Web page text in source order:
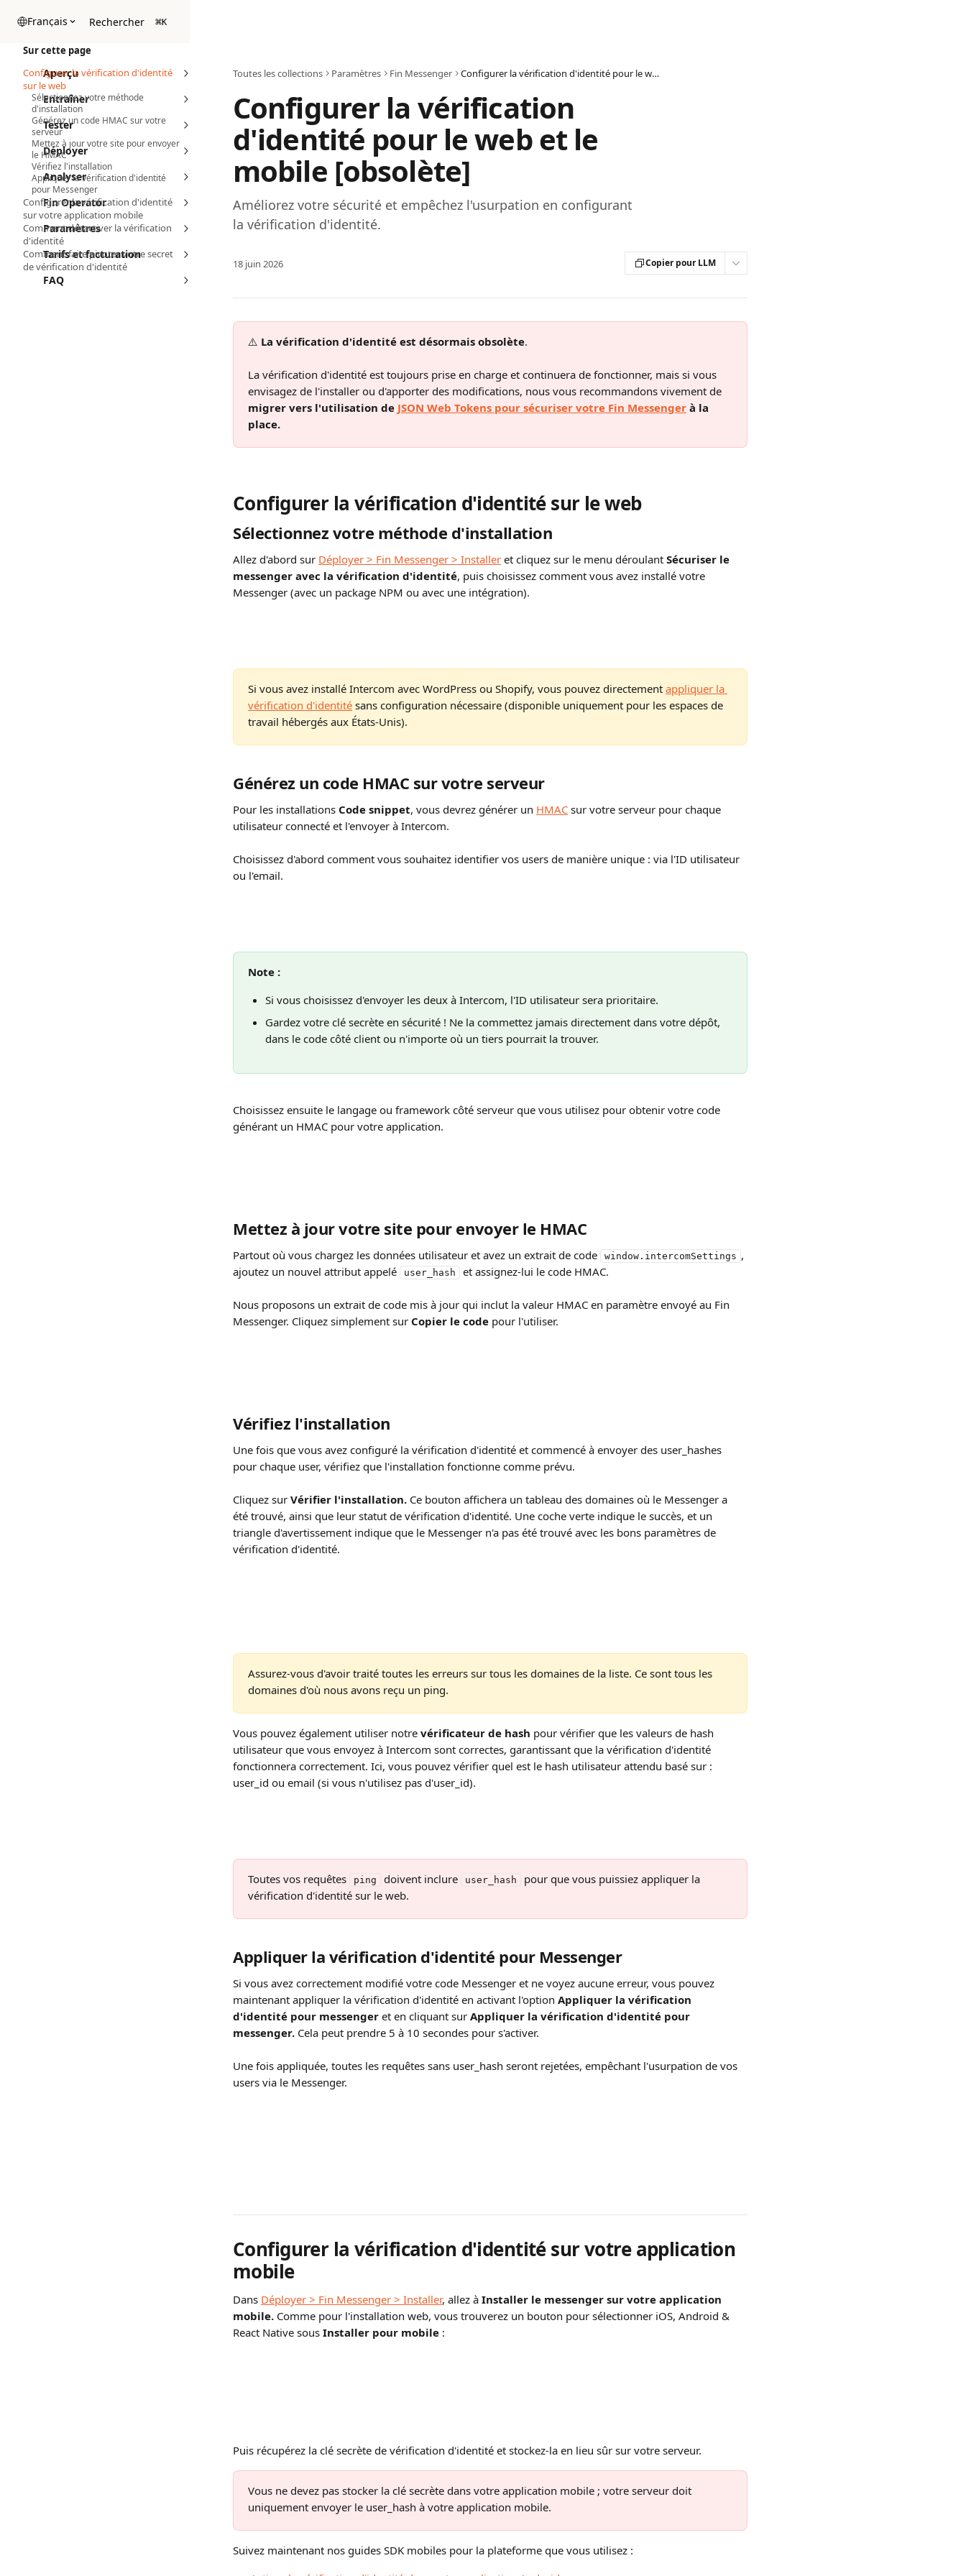
Français Rechercher ⌘K
Aperçu
Entraîner
Tester
Déployer
Analyser
Fin Operator
Paramètres
Tarifs et facturation
FAQ
Toutes les collections Paramètres Fin Messenger Configurer la vérification d'identité pour le web et le mobile [obsolète]
Configurer la vérification
d'identité pour le web et le
mobile [obsolète]
Améliorez votre sécurité et empêchez l'usurpation en configurant
la vérification d'identité.
18 juin 2026 Copier pour LLM
⚠️ La vérification d'identité est désormais obsolète.
La vérification d'identité est toujours prise en charge et continuera de fonctionner, mais si vous
envisagez de l'installer ou d'apporter des modifications, nous vous recommandons vivement de
migrer vers l'utilisation de JSON Web Tokens pour sécuriser votre Fin Messenger à la
place.
Configurer la vérification d'identité sur le web
Sélectionnez votre méthode d'installation
Allez d'abord sur Déployer > Fin Messenger > Installer et cliquez sur le menu déroulant Sécuriser le
messenger avec la vérification d'identité, puis choisissez comment vous avez installé votre
Messenger (avec un package NPM ou avec une intégration).
Si vous avez installé Intercom avec WordPress ou Shopify, vous pouvez directement appliquer la
vérification d'identité sans configuration nécessaire (disponible uniquement pour les espaces de
travail hébergés aux États-Unis).
Générez un code HMAC sur votre serveur
Pour les installations Code snippet, vous devrez générer un HMAC sur votre serveur pour chaque
utilisateur connecté et l'envoyer à Intercom.
Choisissez d'abord comment vous souhaitez identifier vos users de manière unique : via l'ID utilisateur
ou l'email.
Note :
Si vous choisissez d'envoyer les deux à Intercom, l'ID utilisateur sera prioritaire.
Gardez votre clé secrète en sécurité ! Ne la commettez jamais directement dans votre dépôt,
dans le code côté client ou n'importe où un tiers pourrait la trouver.
Choisissez ensuite le langage ou framework côté serveur que vous utilisez pour obtenir votre code
générant un HMAC pour votre application.
Mettez à jour votre site pour envoyer le HMAC
Partout où vous chargez les données utilisateur et avez un extrait de code window.intercomSettings ,
ajoutez un nouvel attribut appelé
user_hash et assignez-lui le code HMAC.
Nous proposons un extrait de code mis à jour qui inclut la valeur HMAC en paramètre envoyé au Fin
Messenger. Cliquez simplement sur Copier le code pour l'utiliser.
Vérifiez l'installation
Une fois que vous avez configuré la vérification d'identité et commencé à envoyer des user_hashes
pour chaque user, vérifiez que l'installation fonctionne comme prévu.
Cliquez sur Vérifier l'installation. Ce bouton affichera un tableau des domaines où le Messenger a
été trouvé, ainsi que leur statut de vérification d'identité. Une coche verte indique le succès, et un
triangle d'avertissement indique que le Messenger n'a pas été trouvé avec les bons paramètres de
vérification d'identité.
Assurez-vous d'avoir traité toutes les erreurs sur tous les domaines de la liste. Ce sont tous les
domaines d'où nous avons reçu un ping.
Vous pouvez également utiliser notre vérificateur de hash pour vérifier que les valeurs de hash
utilisateur que vous envoyez à Intercom sont correctes, garantissant que la vérification d'identité
fonctionnera correctement. Ici, vous pouvez vérifier quel est le hash utilisateur attendu basé sur :
user_id ou email (si vous n'utilisez pas d'user_id).
Toutes vos requêtes ping doivent inclure user_hash
pour que vous puissiez appliquer la
vérification d'identité sur le web.
Appliquer la vérification d'identité pour Messenger
Si vous avez correctement modifié votre code Messenger et ne voyez aucune erreur, vous pouvez
maintenant appliquer la vérification d'identité en activant l'option Appliquer la vérification
d'identité pour messenger et en cliquant sur Appliquer la vérification d'identité pour
messenger. Cela peut prendre 5 à 10 secondes pour s'activer.
Une fois appliquée, toutes les requêtes sans user_hash seront rejetées, empêchant l'usurpation de vos
users via le Messenger.
Configurer la vérification d'identité sur votre application
mobile
Dans Déployer > Fin Messenger > Installer, allez à Installer le messenger sur votre application
mobile. Comme pour l'installation web, vous trouverez un bouton pour sélectionner iOS, Android &
React Native sous Installer pour mobile :
Puis récupérez la clé secrète de vérification d'identité et stockez-la en lieu sûr sur votre serveur.
Vous ne devez pas stocker la clé secrète dans votre application mobile ; votre serveur doit
uniquement envoyer le user_hash à votre application mobile.
Suivez maintenant nos guides SDK mobiles pour la plateforme que vous utilisez :
Sur cette page
Configurer la vérification d'identité
sur le web
Sélectionnez votre méthode
d'installation
Générez un code HMAC sur votre
serveur
Mettez à jour votre site pour envoyer
le HMAC
Vérifiez l'installation
Appliquer la vérification d'identité
pour Messenger
Configurer la vérification d'identité
sur votre application mobile
Comment désactiver la vérification
d'identité
Comment faire pivoter votre secret
de vérification d'identité